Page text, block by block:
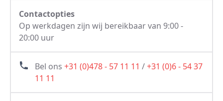
Contactopties
Op werkdagen zijn wij bereikbaar van 9:00 -
20:00 uur
Bel ons +31 (0)478 - 57 11 11 /+31 (0)6 - 54 37
11 11